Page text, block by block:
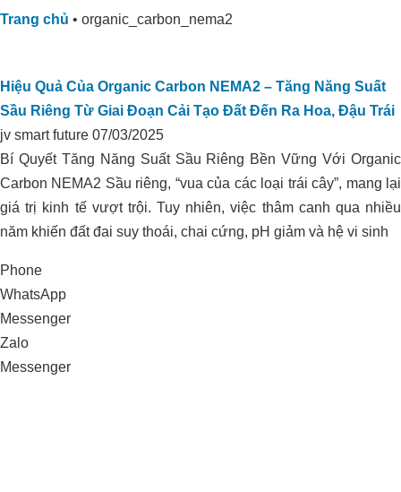
Trang chủ • organic_carbon_nema2
Hiệu Quả Của Organic Carbon NEMA2 – Tăng Năng Suất
Sầu Riêng Từ Giai Đoạn Cải Tạo Đất Đến Ra Hoa, Đậu Trái
jv smart future 07/03/2025
Bí Quyết Tăng Năng Suất Sầu Riêng Bền Vững Với Organic
Carbon NEMA2 Sầu riêng, “vua của các loại trái cây”, mang lại
giá trị kinh tế vượt trội. Tuy nhiên, việc thâm canh qua nhiều
năm khiến đất đai suy thoái, chai cứng, pH giảm và hệ vi sinh
Phone
WhatsApp
Messenger
Zalo
Messenger